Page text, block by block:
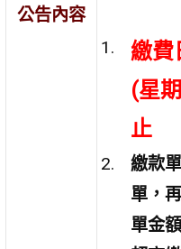
公告內容
繳費
(星
止
繳款
單，
單金